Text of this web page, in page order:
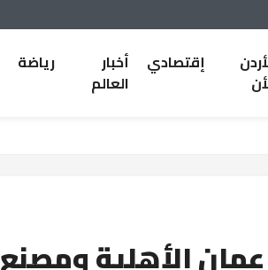
إقتصادي
أخبار
العالم
رياضة
الأهلية ومصنع